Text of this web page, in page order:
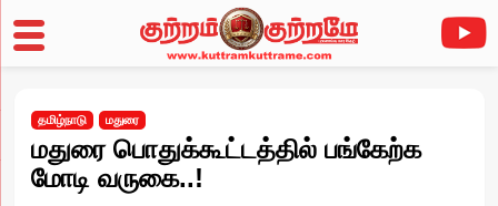
to
content
தமிழ்நாடு மதுரை
மதுரை பொதுக்கூட்டத்தில் பங்கேற்க
மோடி வருகை..!